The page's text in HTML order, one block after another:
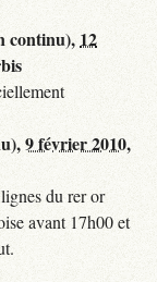
continu), 12
9 février 2010,
du rer or
avant 17h00 et